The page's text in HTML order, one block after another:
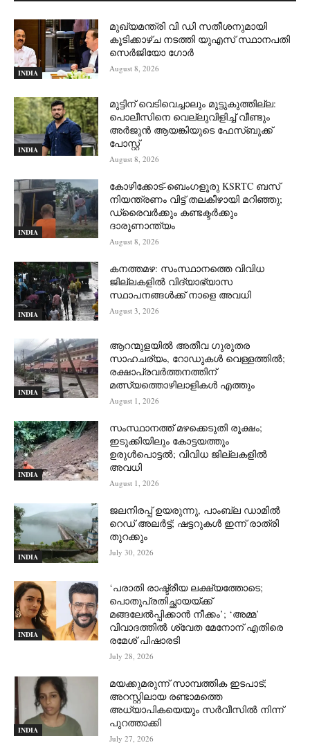
INDIA
മുഖ്യമന്ത്രി വി ഡി സതീശനുമായി
കൂടിക്കാഴ്ച നടത്തി യുഎസ് സ്ഥാനപതി
സെര്‍ജിയോ ഗോര്‍
August 8, 2026
INDIA
മുട്ടിന് വെടിവെച്ചാലും മുട്ടുകുത്തില്ല:
പൊലീസിനെ വെല്ലുവിളിച്ച് വീണ്ടും
അർജുൻ ആയങ്കിയുടെ ഫേസ്ബുക്ക്
പോസ്റ്റ്
August 8, 2026
INDIA
കോഴിക്കോട്-ബെംഗളൂരു KSRTC ബസ്
നിയന്ത്രണം വിട്ട് തലകീഴായി മറിഞ്ഞു;
ഡ്രെെവർക്കും കണ്ടക്ടർക്കും
ദാരുണാന്ത്യം
August 8, 2026
INDIA
കനത്തമഴ: സംസ്ഥാനത്തെ വിവിധ
ജില്ലകളിൽ വിദ്യാഭ്യാസ
സ്ഥാപനങ്ങൾക്ക് നാളെ അവധി
August 3, 2026
INDIA
ആറന്മുളയില്‍ അതീവ ഗുരുതര
സാഹചര്യം, റോഡുകള്‍ വെള്ളത്തില്‍;
രക്ഷാപ്രവര്‍ത്തനത്തിന്
മത്സ്യത്തൊഴിലാളികള്‍ എത്തും
August 1, 2026
INDIA
സംസ്ഥാനത്ത് മഴക്കെടുതി രൂക്ഷം;
ഇടുക്കിയിലും കോട്ടയത്തും
ഉരുള്‍പൊട്ടല്‍; വിവിധ ജില്ലകളില്‍
അവധി
August 1, 2026
INDIA
ജലനിരപ്പ് ഉയരുന്നു, പാംബ്ല ഡാമിൽ
റെഡ് അലർട്ട്; ഷട്ടറുകൾ ഇന്ന് രാത്രി
തുറക്കും
July 30, 2026
INDIA
‘പരാതി രാഷ്ട്രീയ ലക്ഷ്യത്തോടെ;
പൊതുപ്രതിച്ഛായയ്ക്ക്
മങ്ങലേല്‍പ്പിക്കാന്‍ നീക്കം’; ‘അമ്മ’
വിവാദത്തില്‍ ശ്വേത മേനോന് എതിരെ
രമേശ് പിഷാരടി
July 28, 2026
INDIA
മയക്കുമരുന്ന് സാമ്പത്തിക ഇടപാട്;
അറസ്റ്റിലായ രണ്ടാമത്തെ
അധ്യാപികയെയും സർവീസിൽ നിന്ന്
പുറത്താക്കി
July 27, 2026